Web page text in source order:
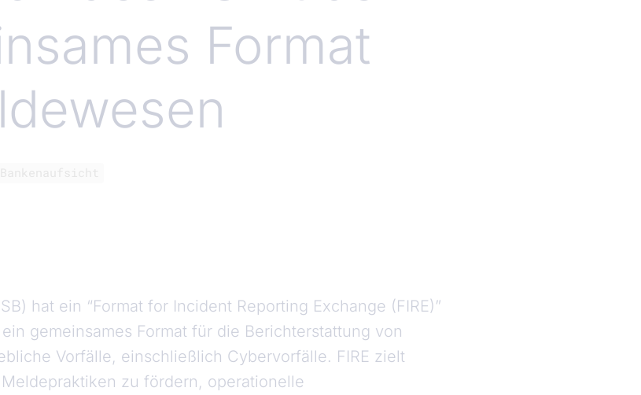
Format
hat ein “Format for Incident Reporting Exchange (FIRE)”
gemeinsames Format für die Berichterstattung von
Vorfälle, einschließlich Cybervorfälle. FIRE zielt
zu fördern, operationelle